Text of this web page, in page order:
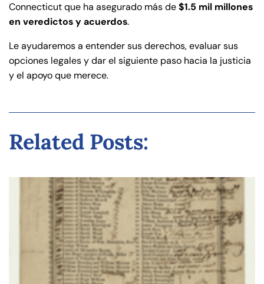
Connecticut que ha asegurado más de$1.5 mil millones
en veredictos y acuerdos.
Le ayudaremos a entender sus derechos, evaluar sus
opciones legales y dar el siguiente paso hacia la justicia
y el apoyo que merece.
Related Posts: